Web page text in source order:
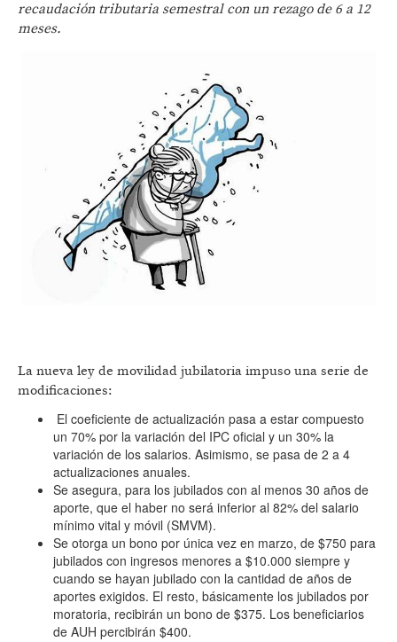
recaudación tributaria semestral con un rezago de 6 a 12
meses.
La nueva ley de movilidad jubilatoria impuso una serie de
modificaciones:
El coeficiente de actualización pasa a estar compuesto
un 70% por la variación del IPC oficial y un 30% la
variación de los salarios. Asimismo, se pasa de 2 a 4
actualizaciones anuales.
Se asegura, para los jubilados con al menos 30 años de
aporte, que el haber no será inferior al 82% del salario
mínimo vital y móvil (SMVM).
Se otorga un bono por única vez en marzo, de $750 para
jubilados con ingresos menores a $10.000 siempre y
cuando se hayan jubilado con la cantidad de años de
aportes exigidos. El resto, básicamente los jubilados por
moratoria, recibirán un bono de $375. Los beneficiarios
de AUH percibirán $400.